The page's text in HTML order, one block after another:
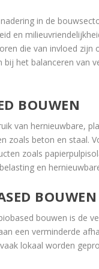
in de
en
die van invloed zijn
het balanceren van
BOUWEN
van hernieuwbare,
zoals beton en staal.
zoals
en
BOUWEN
bouwen is de
een verminderde
lokaal worden